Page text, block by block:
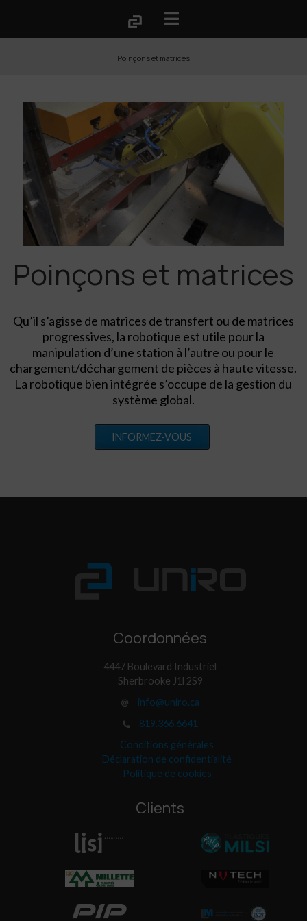
Poinçons et matrices
Poinçons et matrices
Qu’il s’agisse de matrices de transfert ou de matrices
progressives, la robotique est utile pour la
manipulation d’une station à l’autre ou pour le
chargement/déchargement de pièces à haute vitesse.
La robotique bien intégrée s’occupe de la gestion du
système global.
INFORMEZ-VOUS
Coordonnées
4447 Boulevard Industriel
Sherbrooke J1l 2S9
info@uniro.ca
819.366.6641
Conditions générales
Déclaration de confidentialité
Politique de cookies
Clients